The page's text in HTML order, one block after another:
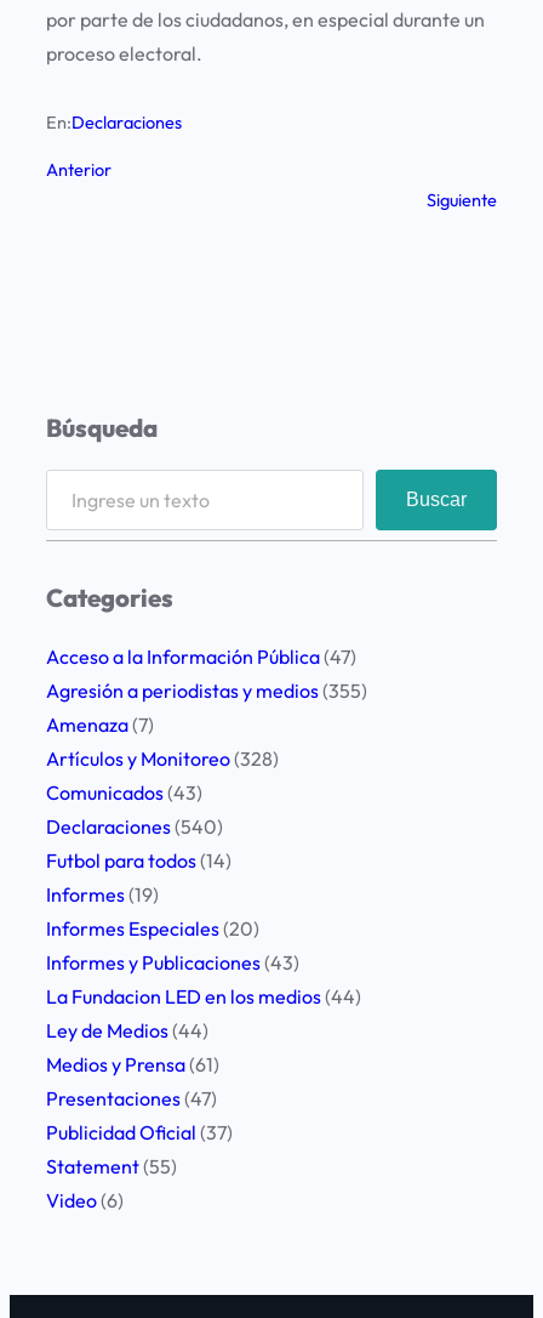
por parte de los ciudadanos, en especial durante un
proceso electoral.
En:Declaraciones
Anterior
Siguiente
Búsqueda
r
h
Buscar
Categories
Acceso a la Información Pública(47)
Agresión a periodistas y medios(355)
Amenaza(7)
Artículos y Monitoreo(328)
Comunicados(43)
Declaraciones(540)
Futbol para todos(14)
Informes(19)
Informes Especiales(20)
Informes y Publicaciones(43)
La Fundacion LED en los medios(44)
Ley de Medios(44)
Medios y Prensa(61)
Presentaciones(47)
Publicidad Oficial (37)
Statement(55)
Video(6)